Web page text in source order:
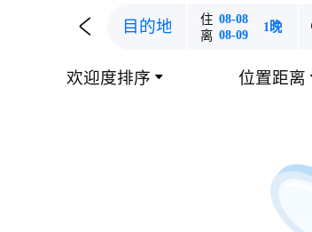
 目的地 住 08-08
离 08-09
1晚
欢迎度排序  位置距离